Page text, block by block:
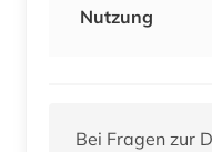
Nutzung
Bei Fragen zur